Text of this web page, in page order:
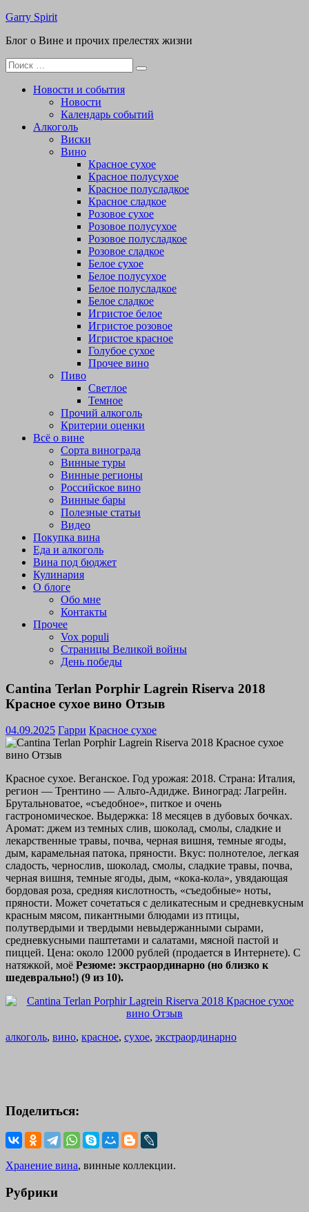
Перейти
содержимому
Garry Spirit
Блог о Вине и прочих прелестях жизни
Поиск
для:
Новости и события
Новости
Календарь событий
Алкоголь
Виски
Вино
Красное сухое
Красное полусухое
Красное полусладкое
Красное сладкое
Розовое сухое
Розовое полусухое
Розовое полусладкое
Розовое сладкое
Белое сухое
Белое полусухое
Белое полусладкое
Белое сладкое
Игристое белое
Игристое розовое
Игристое красное
Голубое сухое
Прочее вино
Пиво
Светлое
Темное
Прочий алкоголь
Критерии оценки
Всё о вине
Сорта винограда
Винные туры
Винные регионы
Российское вино
Винные бары
Полезные статьи
Видео
Покупка вина
Еда и алкоголь
Вина под бюджет
Кулинария
О блоге
Обо мне
Контакты
Прочее
Vox populi
Страницы Великой войны
День победы
Cantina Terlan Porphir Lagrein Riserva 2018
Красное сухое вино Отзыв
04.09.2025 Гарри Красное сухое
Красное сухое. Веганское. Год урожая: 2018. Страна: Италия,
регион — Трентино — Альто-Адидже. Виноград: Лагрейн.
Брутальноватое, «съедобное», питкое и очень
гастрономическое. Выдержка: 18 месяцев в дубовых бочках.
Аромат: джем из темных слив, шоколад, смолы, сладкие и
лекарственные травы, почва, черная вишня, темные ягоды,
дым, карамельная патока, пряности. Вкус: полнотелое, легкая
сладость, чернослив, шоколад, смолы, сладкие травы, почва,
черная вишня, темные ягоды, дым, «кока-кола», увядающая
бордовая роза, средняя кислотность, «съедобные» ноты,
пряности. Может сочетаться с деликатесным и средневкусным
красным мясом, пикантными блюдами из птицы,
полутвердыми и твердыми невыдержанными сырами,
средневкусными паштетами и салатами, мясной пастой и
пиццей. Цена: около 12000 рублей (продается в Интернете). С
натяжкой, моё Резюме: экстраординарно (но близко к
шедеврально!) (9 из 10).
алкоголь, вино, красное, сухое, экстраординарно
Поделиться:
Хранение вина, винные коллекции.
Рубрики